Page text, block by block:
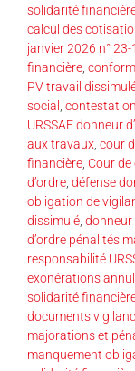
solidarité
calcul des
janvier 2026 n° 23-
financière
PV travail
social
URSSAF donneur
aux travaux cour
financière Cour
d’ordre défense
obligation de
dissimulé donneur
d’ordre pénalités
responsabilité
exonérations
solidarité
documents
majorations et
manquement